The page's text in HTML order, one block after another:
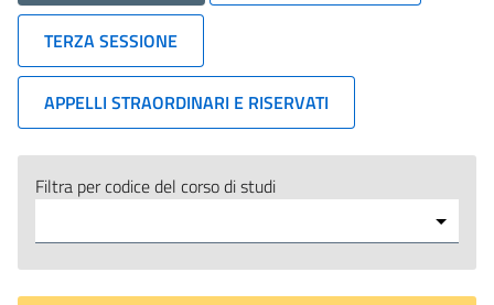
TERZA SESSIONE
APPELLI STRAORDINARI E RISERVATI
Filtra per codice del corso di studi